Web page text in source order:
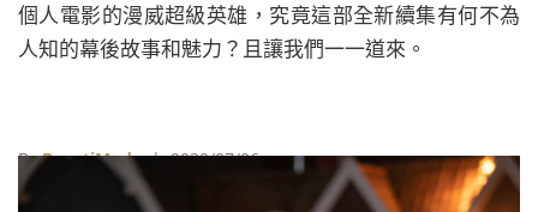
個人電影的漫威超級英雄，究竟這部全新續集有何不為
人知的幕後故事和魅力？且讓我們一一道來。
ByBeautiMode| 2022/07/06